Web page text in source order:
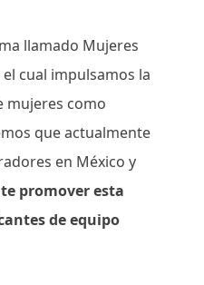
llamado Mujeres
cual impulsamos la
mujeres como
que actualmente
en México y
promover esta
de equipo